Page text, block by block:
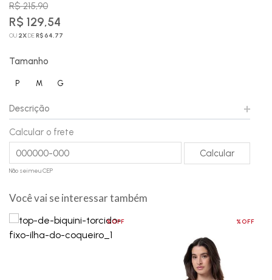
R$ 215,90
R$ 129,54
OU 2XDER$ 64,77
Tamanho
P M G
Descrição
Calcular o frete
Não sei meu CEP
Você vai se interessar também
%OFF %OFF